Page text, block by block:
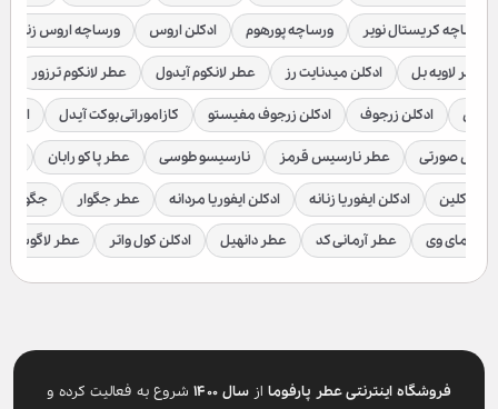
ورساچه کریستال نویر ورساچه پورهوم ادکلن اروس ورساچه اروس زنانه
عطر لاویه بل ادکلن میدنایت رز عطر لانکوم آیدول عطر لانکوم ترزور
ادکلن زرجوف ادکلن زرجوف مفیستو کازاموراتی بوکت آیدل
صورتی عطر نارسیس قرمز نارسیسو طوسی عطر پاکو رابان
کلین ادکلن ایفوریا زنانه ادکلن ایفوریا مردانه عطر جگوار جگوار
عطر مای وی عطر آرمانی کد عطر دانهیل ادکلن کول واتر عطر لاگوست
فروشگاه اینترنتی عطر پارفوما از سال ۱۴۰۰
شروع به فعالیت کرده و